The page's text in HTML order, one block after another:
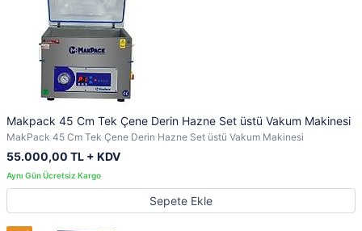
Makpack 45 Cm Tek Çene Derin Hazne Set üstü Vakum Makinesi
MakPack 45 Cm Tek Çene Derin Hazne Set üstü Vakum Makinesi
55.000,00 TL + KDV
Sepete Ekle